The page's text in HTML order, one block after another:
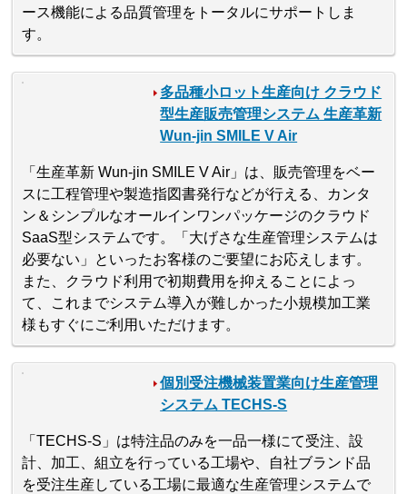
ース機能による品質管理をトータルにサポートしま
す。
多品種小ロット生産向け クラウド
型生産販売管理システム 生産革新
Wun-jin SMILE V Air
「生産革新 Wun-jin SMILE V Air」は、販売管理をベー
スに工程管理や製造指図書発行などが行える、カンタ
ン＆シンプルなオールインワンパッケージのクラウド
SaaS型システムです。「大げさな生産管理システムは
必要ない」といったお客様のご要望にお応えします。
また、クラウド利用で初期費用を抑えることによっ
て、これまでシステム導入が難しかった小規模加工業
様もすぐにご利用いただけます。
個別受注機械装置業向け生産管理
システム TECHS-S
「TECHS-S」は特注品のみを一品一様にて受注、設
計、加工、組立を行っている工場や、自社ブランド品
を受注生産している工場に最適な生産管理システムで